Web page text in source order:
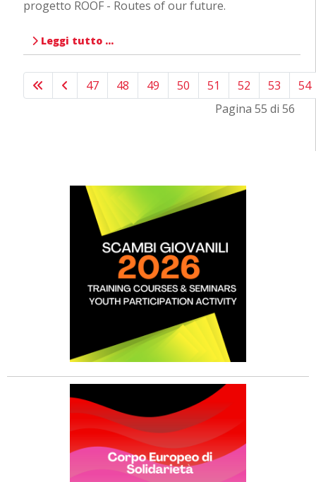
progetto ROOF - Routes of our future.
Leggi tutto …
Pagina 55 di 56
47 48 49 50 51 52 53 54